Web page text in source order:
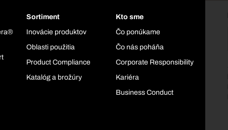
Sortiment
Inovácie produktov
Oblasti použitia
Product Compliance
Katalóg a brožúry
Kto sme
Čo ponúkame
Čo nás poháňa
Corporate Responsibility
Kariéra
Business Conduct